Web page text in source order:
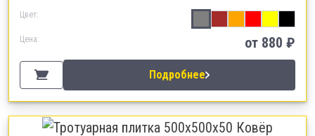
Цвет:
Цена: от 880 ₽
Подробнее